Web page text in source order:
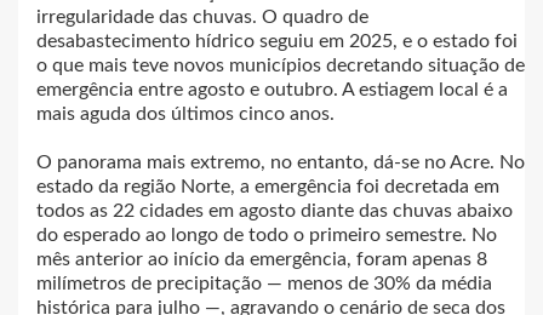
irregularidade das chuvas. O quadro de
desabastecimento hídrico seguiu em 2025, e o estado foi
o que mais teve novos municípios decretando situação de
emergência entre agosto e outubro. A estiagem local é a
mais aguda dos últimos cinco anos.
O panorama mais extremo, no entanto, dá-se no Acre. No
estado da região Norte, a emergência foi decretada em
todos as 22 cidades em agosto diante das chuvas abaixo
do esperado ao longo de todo o primeiro semestre. No
mês anterior ao início da emergência, foram apenas 8
milímetros de precipitação — menos de 30% da média
histórica para julho —, agravando o cenário de seca dos